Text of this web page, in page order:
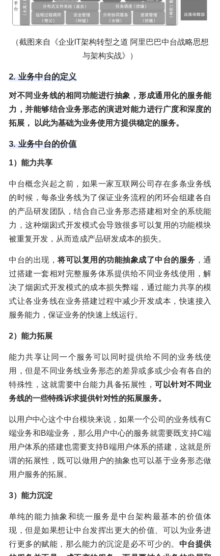
（截图来自《企业IT架构转型之道 阿里巴巴中台战略思想
与架构实战》）
2. 业务中台的定义
对不同业务线的相同功能进行抽象，形成通用化的服务能
力，并能够结合业务形态的演进对能力进行广度和深度的
拓展， 以此为基础为业务使用方提供稳定的服务。
3. 业务中台的价值
1）能力共享
中台概念兴起之前，如果一家互联网公司存在多条业务线
的时候，每条业务线为了保证业务流程的闭环会组建各自
的产品研发团队，结合自己业务形态搭建相对全的系统能
力，这种烟囱式开发模式会导致很多可以复用的功能模块
被重复开发，从而造成产品研发成本的损失。
中台的出现，将可以复用的功能抽象成了中台的服务 ，通
过搭建一套相对完整服务体系提供给不同业务线使用，解
决了烟囱式开发模式的成本损失弊端，通过能力共享的模
式让各业务线在业务搭建过程中减少开发成本，快速接入
服务能力，保证业务的快速上线运行。
2）能力拓展
能力共享让同一个服务可以同时提供给不同的业务线使
用，但是不同业务线业务形态的差异或多或少会有各自的
特殊性，这就需要中台能力具备拓展性， 可以针对不同业
务线的一些特殊诉求提供针对性的拓展服务。
以用户中心这个中台模块来说，如果一个公司的业务线有C
端业务和B端业务，那么用户中心的服务就需要既支持C端
用户体系的搭建也需要支持B端用户体系的搭建，这就是所
谓的拓展性，既可以做用户的抽象也可以基于业务形态做
用户服务的拓展。
3）能力沉淀
单纯的能力抽象和统一服务是中台架构最基本的价值体
现，但是如果想让中台发挥出更大的价值、可以为业务进
行更多的赋能，那么能力的沉淀是必不可少的。 中台提供